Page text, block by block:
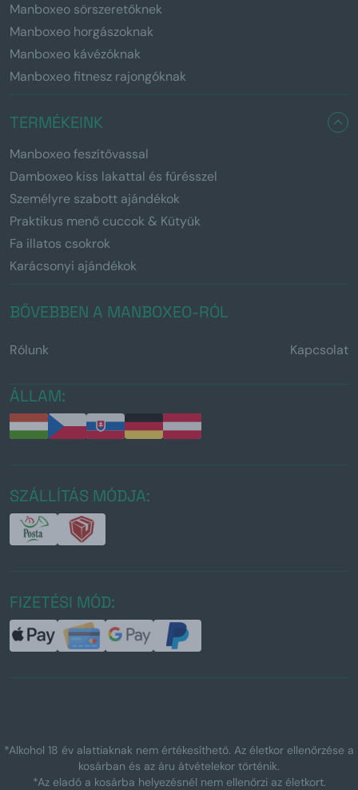
Manboxeo sörszeretőknek
Manboxeo horgászoknak
Manboxeo kávézóknak
Manboxeo fitnesz rajongóknak
TERMÉKEINK
Manboxeo feszítővassal
Damboxeo kiss lakattal és fűrésszel
Személyre szabott ajándékok
Praktikus menő cuccok & Kütyük
Fa illatos csokrok
Karácsonyi ajándékok
BŐVEBBEN A MANBOXEO-RÓL
Rólunk Kapcsolat
ÁLLAM:
SZÁLLÍTÁS MÓDJA:
FIZETÉSI MÓD:
*Alkohol 18 év alattiaknak nem értékesíthető. Az életkor ellenőrzése a
kosárban és az áru átvételekor történik.
*Az eladó a kosárba helyezésnél nem ellenőrzi az életkort.